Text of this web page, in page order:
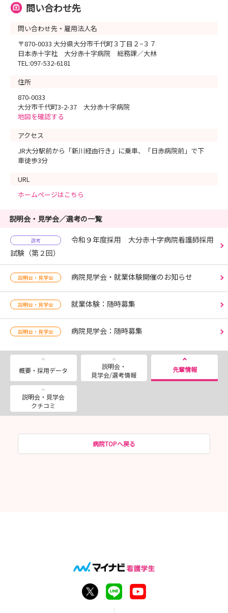
問い合わせ先
問い合わせ先・雇用法人名
〒870-0033 大分県大分市千代町３丁目２−３７
日本赤十字社 大分赤十字病院 総務課／大林
TEL:097-532-6181
住所
870-0033
大分市千代町3-2-37 大分赤十字病院
地図を確認する
アクセス
JR大分駅前から「新川経由行き」に乗車、「日赤病院前」で下
車徒歩3分
URL
ホームページはこちら
説明会・見学会／選考の一覧
選考
令和９年度採用 大分赤十字病院看護師採用
試験（第２回）
説明会・見学会 病院見学会・就業体験開催のお知らせ
説明会・見学会 就業体験：随時募集
説明会・見学会 病院見学会：随時募集
概要・採用データ
説明会・
見学会/選考情報
先輩情報
説明会・見学会
クチコミ
病院TOPへ戻る